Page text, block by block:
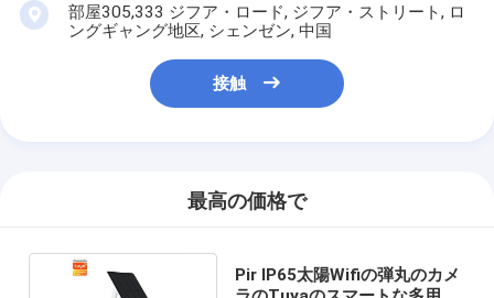
部屋305,333 ジフア・ロード, ジフア・ストリート, ロ
ングギャング地区, シェンゼン, 中国
接触
最高の価格で
Pir IP65太陽Wifiの弾丸のカメ